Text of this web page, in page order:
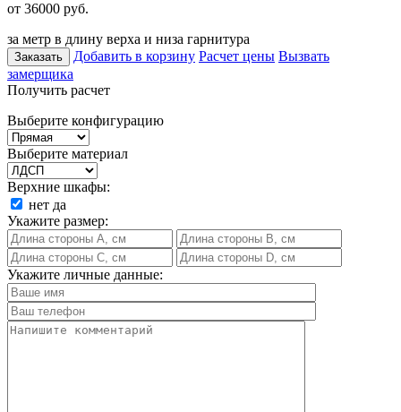
от 36000 руб.
за метр в длину верха и низа гарнитура
Заказать Добавить в корзину Расчет цены Вызвать
замерщика
Получить расчет
Выберите конфигурацию
Выберите материал
Верхние шкафы:
нет да
Укажите размер:
Укажите личные данные: